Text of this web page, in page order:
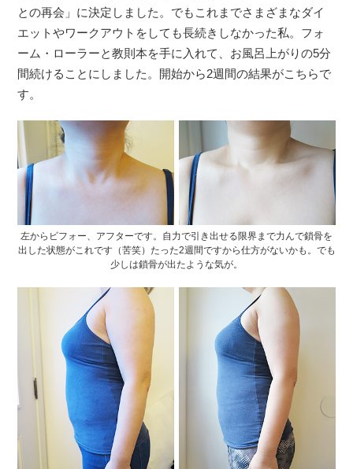
との再会」に決定しました。でもこれまでさまざまなダイ
エットやワークアウトをしても長続きしなかった私。フォ
ーム・ローラーと教則本を手に入れて、お風呂上がりの5分
間続けることにしました。開始から2週間の結果がこちらで
す。
左からビフォー、アフターです。自力で引き出せる限界まで力んで鎖骨を
出した状態がこれです（苦笑）たった2週間ですから仕方がないかも。でも
少しは鎖骨が出たような気が。